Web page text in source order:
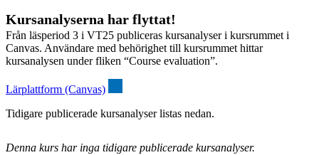
Kursanalyserna har flyttat!
Från läsperiod 3 i VT25 publiceras kursanalyser i kursrummet i
Canvas. Användare med behörighet till kursrummet hittar
kursanalysen under fliken “Course evaluation”.
Lärplattform (Canvas)
Tidigare publicerade kursanalyser listas nedan.
Denna kurs har inga tidigare publicerade kursanalyser.